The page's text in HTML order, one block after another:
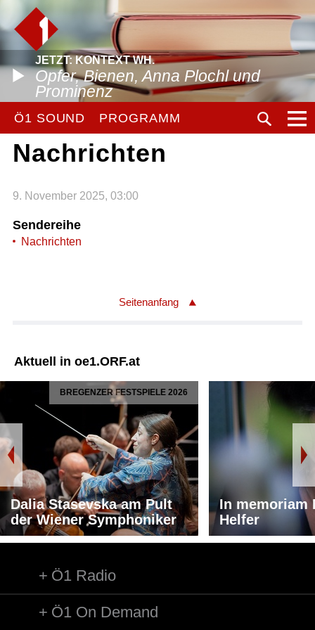
JETZT: KONTEXT WH.
Opfer, Bienen, Anna Plochl und
Prominenz
Ö1 SOUND PROGRAMM
Nachrichten
9. November 2025, 03:00
Sendereihe
Nachrichten
Seitenanfang
Aktuell in oe1.ORF.at
BREGENZER FESTSPIELE 2026
Dalia Stasevska am Pult
der Wiener Symphoniker
In memoriam
Helfer
Ö1 Radio
Ö1 On Demand